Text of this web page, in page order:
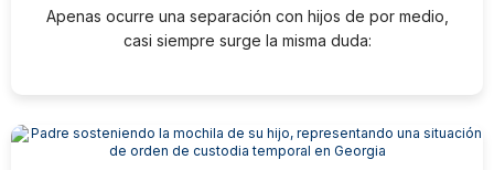
Apenas ocurre una separación con hijos de por medio,
casi siempre surge la misma duda: